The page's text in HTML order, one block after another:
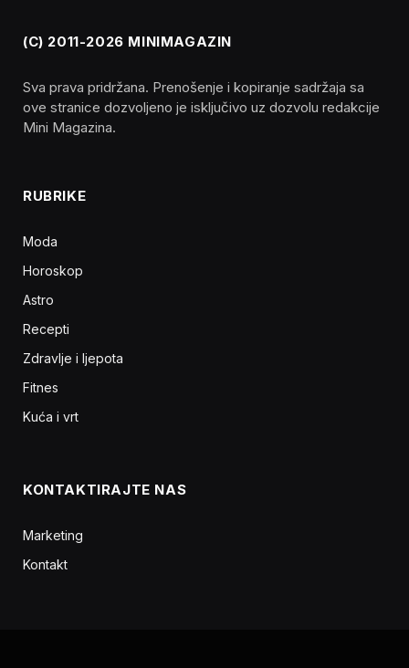
(C) 2011-2026 MINIMAGAZIN
Sva prava pridržana. Prenošenje i kopiranje sadržaja sa
ove stranice dozvoljeno je isključivo uz dozvolu redakcije
Mini Magazina.
RUBRIKE
Moda
Horoskop
Astro
Recepti
Zdravlje i ljepota
Fitnes
Kuća i vrt
KONTAKTIRAJTE NAS
Marketing
Kontakt